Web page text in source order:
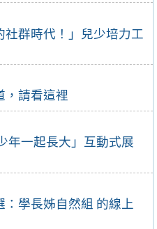
社群時代！」兒少培力工
，請看這裡
年一起長大」互動式展
：學長姊自然組 的線上